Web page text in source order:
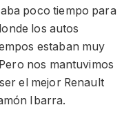
poco tiempo para
los autos
estaban muy
nos mantuvimos
el mejor Renault
Ibarra.